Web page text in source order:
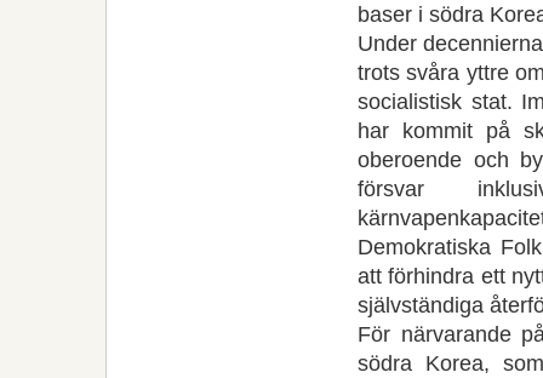
baser i södra
Under
trots svåra yttre
socialistisk stat.
har kommit på
oberoende och
försvar
Demokratiska
att förhindra ett
självständiga
För närvarande
södra Korea,